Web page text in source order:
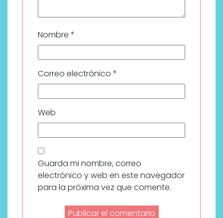
Nombre *
Correo electrónico *
Web
Guarda mi nombre, correo
electrónico y web en este navegador
para la próxima vez que comente.